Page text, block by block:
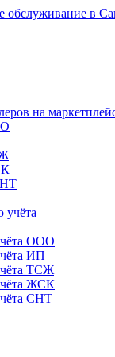
на
учёта
ООО
ИП
ТСЖ
ЖСК
СНТ